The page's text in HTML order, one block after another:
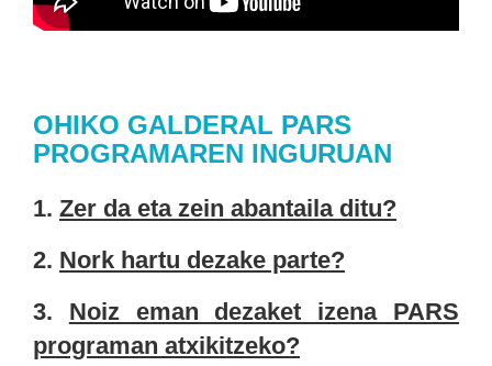
OHIKO GALDERAL PARS
PROGRAMAREN INGURUAN
1. Zer da eta zein abantaila ditu?
2. Nork hartu dezake parte?
3. Noiz eman dezaket izena PARS
programan atxikitzeko?